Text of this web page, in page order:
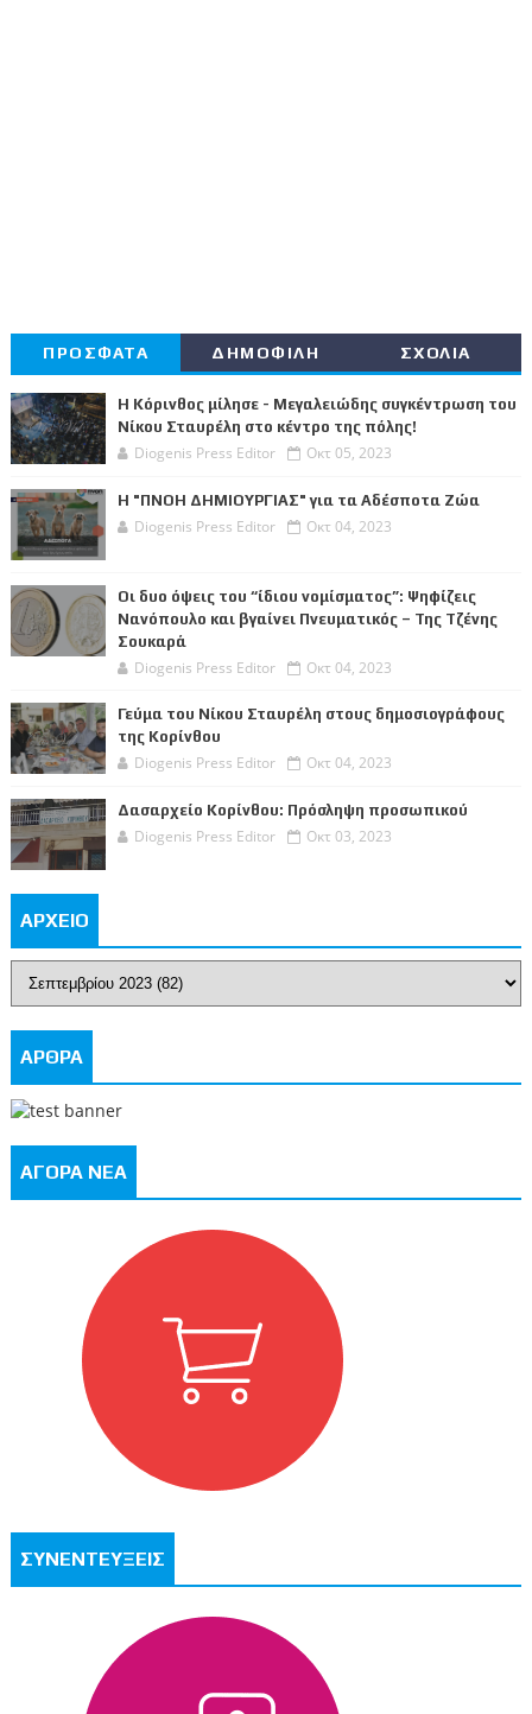
ΠΡΟΣΦΑΤΑ ΔΗΜΟΦΙΛΗ ΣΧΟΛΙΑ
Η Κόρινθος μίλησε - Μεγαλειώδης συγκέντρωση του
Νίκου Σταυρέλη στο κέντρο της πόλης!
Diogenis Press Editor Οκτ 05, 2023
Η "ΠΝΟΗ ΔΗΜΙΟΥΡΓΙΑΣ" για τα Αδέσποτα Ζώα
Diogenis Press Editor Οκτ 04, 2023
Οι δυο όψεις του “ίδιου νομίσματος”: Ψηφίζεις
Νανόπουλο και βγαίνει Πνευματικός – Της Τζένης
Σουκαρά
Diogenis Press Editor Οκτ 04, 2023
Γεύμα του Νίκου Σταυρέλη στους δημοσιογράφους
της Κορίνθου
Diogenis Press Editor Οκτ 04, 2023
Δασαρχείο Κορίνθου: Πρόσληψη προσωπικού
Diogenis Press Editor Οκτ 03, 2023
ΑΡΧΕΙΟ
ΑΡΘΡΑ
ΑΓΟΡΑ ΝΕΑ
ΣΥΝΕΝΤΕΥΞΕΙΣ